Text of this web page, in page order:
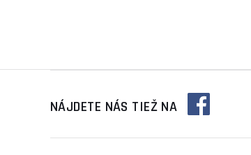
NÁJDETE NÁS TIEŽ NA